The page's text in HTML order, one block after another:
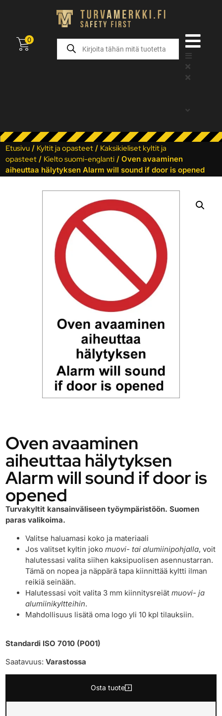
0
Etusivu / Kyltit ja opasteet / Kaksikieliset kyltit ja
opasteet / Kielto suomi-englanti / Oven avaaminen
aiheuttaa hälytyksen Alarm will sound if door is opened
Oven avaaminen
aiheuttaa hälytyksen
Alarm will sound if door is
opened
Turvakyltit kansainväliseen työympäristöön. Suomen
paras valikoima.
Valitse haluamasi koko ja materiaali
Jos valitset kyltin jokomuovi- tai alumiinipohjalla, voit
halutessasi valita siihen kaksipuolisen asennustarran.
Tämä on nopea ja näppärä tapa kiinnittää kyltti ilman
reikiä seinään.
Halutessasi voit valita 3 mm kiinnitysreiätmuovi- ja
alumiinikyltteihin.
Mahdollisuus lisätä oma logo yli 10 kpl tilauksiin.
Standardi ISO 7010 (P001)
Saatavuus:Varastossa
Osta tuote